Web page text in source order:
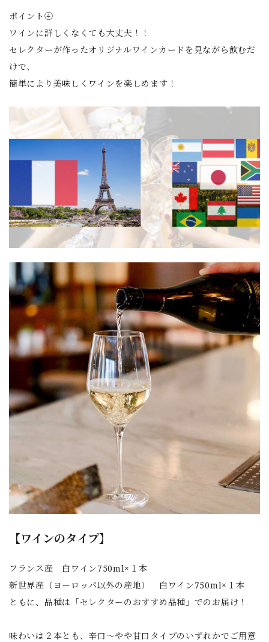
ポイント④
ワインに詳しくなくても大丈夫！！
セレクターが作ったオリジナルワインカードを見ながら飲むだ
けで、
簡単により美味しくワインを楽しめます！
【ワインのタイプ】
フランス産 白ワイン750ml×１本
新世界産（ヨーロッパ以外の産地） 白ワイン750ml×１本
ともに、品種は「セレクターのおすすめ品種」でのお届け！
味わいは２本とも、辛口～やや甘口タイプのいずれかでご用意